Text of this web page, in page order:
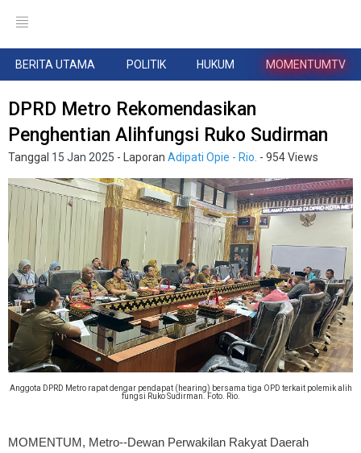
BERITA UTAMA POLITIK HUKUM MOMENTUMTV
DPRD Metro Rekomendasikan
Penghentian Alihfungsi Ruko Sudirman
Tanggal 15 Jan 2025 - Laporan Adipati Opie - Rio. - 954 Views
Anggota DPRD Metro rapat dengar pendapat (hearing) bersama tiga OPD terkait polemik alih
fungsi Ruko Sudirman. Foto. Rio.
MOMENTUM, Metro--Dewan Perwakilan Rakyat Daerah